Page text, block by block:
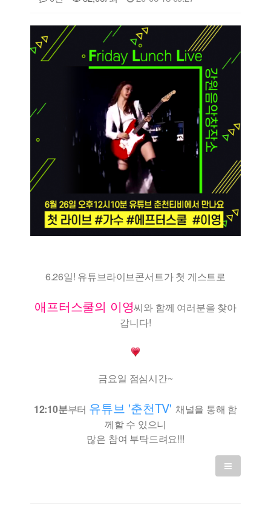
6.26일! 유튜브라이브콘서트가 첫 게스트로
애프터스쿨의 이영씨와 함께 여러분을 찾아
갑니다!
금요일 점심시간~
12:10분부터 유튜브 '춘천TV' 채널을 통해 함
께할 수 있으니
많은 참여 부탁드려요!!!